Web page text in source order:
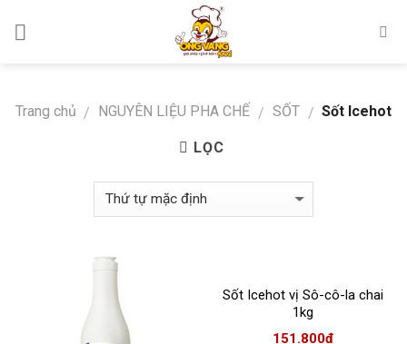
Trang chủ / NGUYÊN LIỆU PHA CHẾ / SỐT / Sốt Icehot
LỌC
Sốt Icehot vị Sô-cô-la chai
1kg
151.800₫